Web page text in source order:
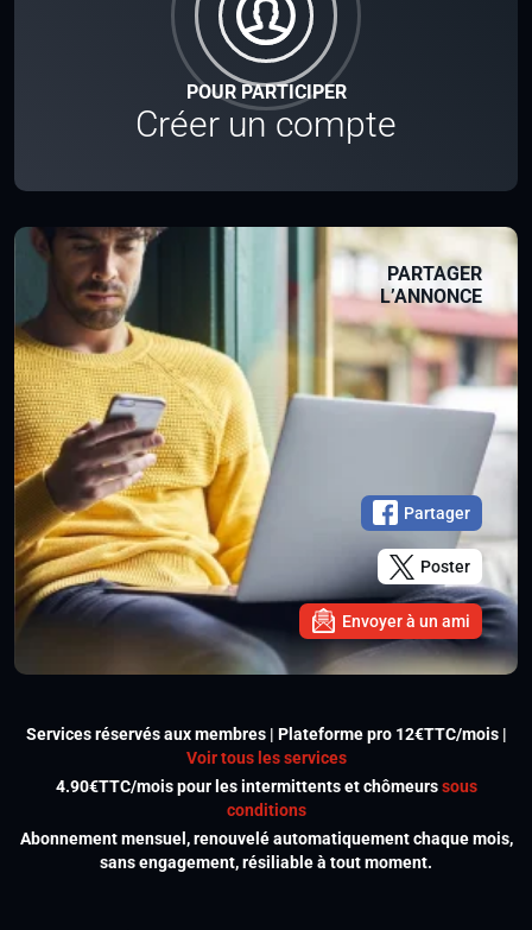
POUR PARTICIPER
Créer un compte
PARTAGER
L’ANNONCE
Partager
Poster
Envoyer à un ami
Services réservés aux membres | Plateforme pro 12€TTC/mois |
Voir tous les services
4.90€TTC/mois pour les intermittents et chômeurssous
conditions
Abonnement mensuel, renouvelé automatiquement chaque mois,
sans engagement, résiliable à tout moment.